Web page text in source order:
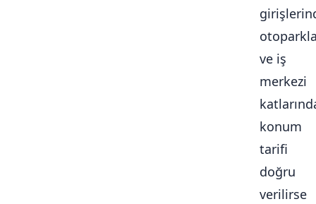
ve iş
merkezi
konum
tarifi
doğru
verilirse